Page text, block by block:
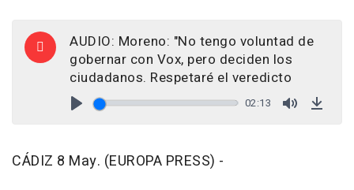
AUDIO: Moreno: "No tengo voluntad de
gobernar con Vox, pero deciden los
ciudadanos. Respetaré el veredicto
02:13
CÁDIZ 8 May. (EUROPA PRESS) -